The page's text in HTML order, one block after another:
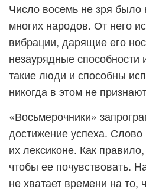
Число восемь не зря было
многих народов. От него
вибрации, дарящие его
незаурядные
такие люди и способны
никогда в этом не
«Восьмерочники»
достижение успеха. Слово
их лексиконе. Как
чтобы ее почувствовать.
не хватает времени на то,